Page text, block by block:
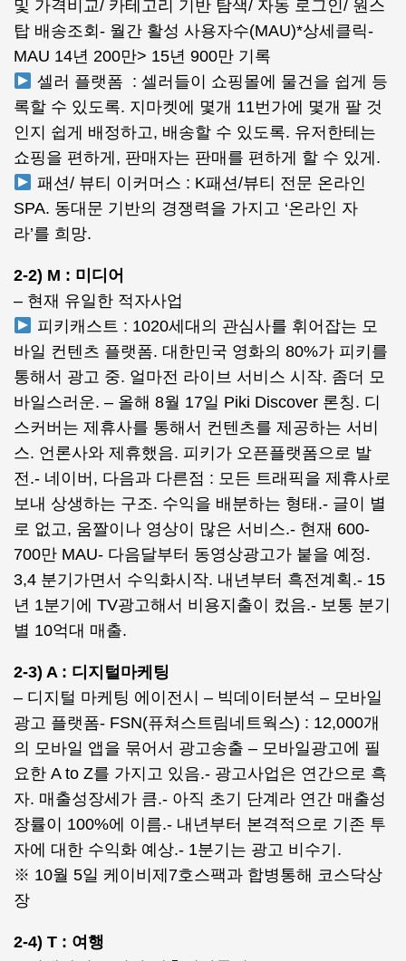
및 가격비교/ 카테고리 기반 탐색/ 자동 로그인/ 원스
탑 배송조회- 월간 활성 사용자수(MAU)*상세클릭-
MAU 14년 200만> 15년 900만 기록
셀러 플랫폼 : 셀러들이 쇼핑몰에 물건을 쉽게 등
록할 수 있도록. 지마켓에 몇개 11번가에 몇개 팔 것
인지 쉽게 배정하고, 배송할 수 있도록. 유저한테는
쇼핑을 편하게, 판매자는 판매를 편하게 할 수 있게.
패션/ 뷰티 이커머스 : K패션/뷰티 전문 온라인
SPA. 동대문 기반의 경쟁력을 가지고 ‘온라인 자
라’를 희망.
2-2) M : 미디어
– 현재 유일한 적자사업
피키캐스트 : 1020세대의 관심사를 휘어잡는 모
바일 컨텐츠 플랫폼. 대한민국 영화의 80%가 피키를
통해서 광고 중. 얼마전 라이브 서비스 시작. 좀더 모
바일스러운. – 올해 8월 17일 Piki Discover 론칭. 디
스커버는 제휴사를 통해서 컨텐츠를 제공하는 서비
스. 언론사와 제휴했음. 피키가 오픈플랫폼으로 발
전.- 네이버, 다음과 다른점 : 모든 트래픽을 제휴사로
보내 상생하는 구조. 수익을 배분하는 형태.- 글이 별
로 없고, 움짤이나 영상이 많은 서비스.- 현재 600-
700만 MAU- 다음달부터 동영상광고가 붙을 예정.
3,4 분기가면서 수익화시작. 내년부터 흑전계획.- 15
년 1분기에 TV광고해서 비용지출이 컸음.- 보통 분기
별 10억대 매출.
2-3) A : 디지털마케팅
– 디지털 마케팅 에이전시 – 빅데이터분석 – 모바일
광고 플랫폼- FSN(퓨쳐스트림네트웍스) : 12,000개
의 모바일 앱을 묶어서 광고송출 – 모바일광고에 필
요한 A to Z를 가지고 있음.- 광고사업은 연간으로 흑
자. 매출성장세가 큼.- 아직 초기 단계라 연간 매출성
장률이 100%에 이름.- 내년부터 본격적으로 기존 투
자에 대한 수익화 예상.- 1분기는 광고 비수기.
※ 10월 5일 케이비제7호스팩과 합병통해 코스닥상
장
2-4) T : 여행